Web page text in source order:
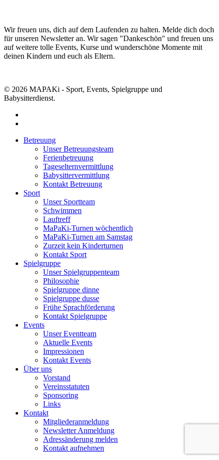
Wir freuen uns, dich auf dem Laufenden zu halten. Melde dich doch
für unseren Newsletter an. Wir sagen "Dankeschön" und freuen uns
auf weitere tolle Events, Kurse und wunderschöne Momente mit
deinen Kindern und euch als Eltern.
© 2026 MAPAKi - Sport, Events, Spielgruppe und
Babysitterdienst.
Close
Betreuung
Unser Betreuungsteam
Ferienbetreuung
Tageselternvermittlung
Babysittervermittlung
Kontakt Betreuung
Sport
Unser Sportteam
Schwimmen
Lauftreff
MaPaKi-Turnen wöchentlich
MaPaKi-Turnen am Samstag
Zurzeit kein Kinderturnen
Kontakt Sport
Spielgruppe
Unser Spielgruppenteam
Philosophie
Spielgruppe dinne
Spielgruppe dusse
Frühe Sprachförderung
Kontakt Spielgruppe
Events
Unser Eventteam
Aktuelle Events
Impressionen
Kontakt Events
Über uns
Vorstand
Vereinsstatuten
Sponsoring
Links
Kontakt
Mitgliederanmeldung
Newsletter Anmeldung
Adressänderung melden
Kontakt aufnehmen